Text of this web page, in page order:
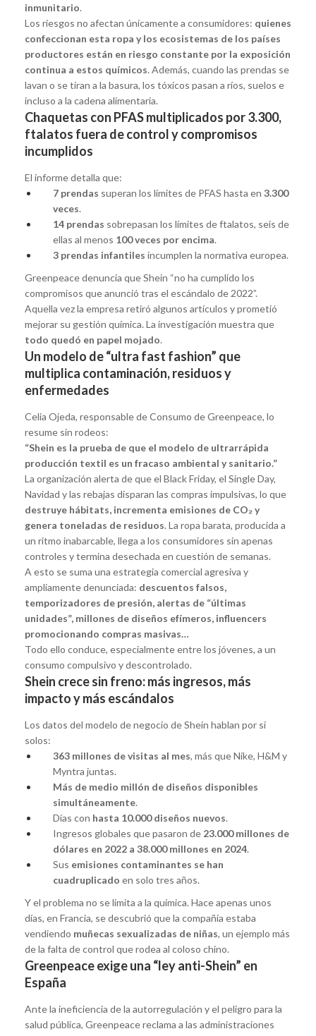
inmunitario.
Los riesgos no afectan únicamente a consumidores: quienes
confeccionan esta ropa y los ecosistemas de los países
productores están en riesgo constante por la exposición
continua a estos químicos. Además, cuando las prendas se
lavan o se tiran a la basura, los tóxicos pasan a ríos, suelos e
incluso a la cadena alimentaria.
Chaquetas con PFAS multiplicados por 3.300,
ftalatos fuera de control y compromisos
incumplidos
El informe detalla que:
7 prendas superan los límites de PFAS hasta en 3.300
veces.
14 prendas sobrepasan los límites de ftalatos, seis de
ellas al menos 100 veces por encima.
3 prendas infantiles incumplen la normativa europea.
Greenpeace denuncia que Shein “no ha cumplido los
compromisos que anunció tras el escándalo de 2022”.
Aquella vez la empresa retiró algunos artículos y prometió
mejorar su gestión química. La investigación muestra que
todo quedó en papel mojado.
Un modelo de “ultra fast fashion” que
multiplica contaminación, residuos y
enfermedades
Celia Ojeda, responsable de Consumo de Greenpeace, lo
resume sin rodeos:
“Shein es la prueba de que el modelo de ultrarrápida
producción textil es un fracaso ambiental y sanitario.”
La organización alerta de que el Black Friday, el Single Day,
Navidad y las rebajas disparan las compras impulsivas, lo que
destruye hábitats, incrementa emisiones de CO₂ y
genera toneladas de residuos. La ropa barata, producida a
un ritmo inabarcable, llega a los consumidores sin apenas
controles y termina desechada en cuestión de semanas.
A esto se suma una estrategia comercial agresiva y
ampliamente denunciada: descuentos falsos,
temporizadores de presión, alertas de “últimas
unidades”, millones de diseños efímeros, influencers
promocionando compras masivas…
Todo ello conduce, especialmente entre los jóvenes, a un
consumo compulsivo y descontrolado.
Shein crece sin freno: más ingresos, más
impacto y más escándalos
Los datos del modelo de negocio de Shein hablan por sí
solos:
363 millones de visitas al mes, más que Nike, H&M y
Myntra juntas.
Más de medio millón de diseños disponibles
simultáneamente.
Días con hasta 10.000 diseños nuevos.
Ingresos globales que pasaron de 23.000 millones de
dólares en 2022 a 38.000 millones en 2024.
Sus emisiones contaminantes se han
cuadruplicado en solo tres años.
Y el problema no se limita a la química. Hace apenas unos
días, en Francia, se descubrió que la compañía estaba
vendiendo muñecas sexualizadas de niñas, un ejemplo más
de la falta de control que rodea al coloso chino.
Greenpeace exige una “ley anti-Shein” en
España
Ante la ineficiencia de la autorregulación y el peligro para la
salud pública, Greenpeace reclama a las administraciones